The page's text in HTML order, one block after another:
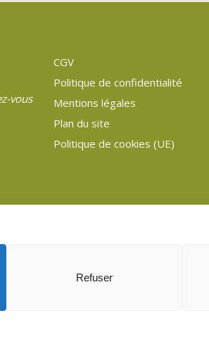
Refuser
vous
CGV
Politique de confidentialité
Mentions légales
Plan du site
Politique de cookies (UE)